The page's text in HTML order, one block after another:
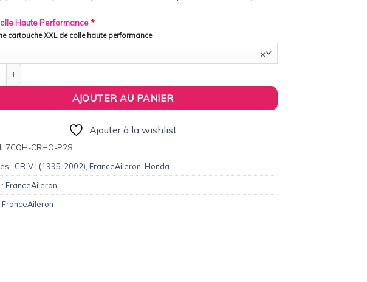
Haute Performance*
cartouche XXL de colle haute performance
×
FranceAileron - Aileron / Becquet Origine Replica pour Honda CR-V I (1995 à 2002)
AJOUTER AU PANIER
Ajouter à la wishlist
CRHO-P2S
: CR-V I (1995-2002), FranceAileron, Honda
FranceAileron
FranceAileron